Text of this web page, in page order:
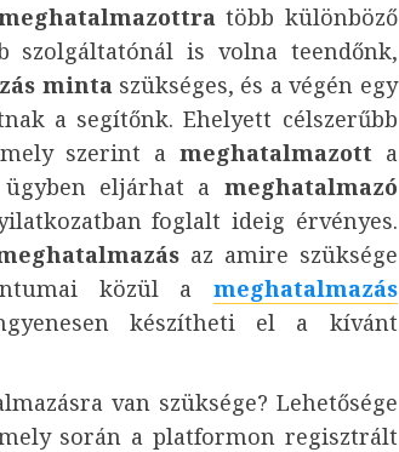
több különböző
szolgáltatónál is volna teendőnk,
minta szükséges, és a végén egy
a segítőnk. Ehelyett célszerűbb
szerint a meghatalmazott a
eljárhat a meghatalmazó
foglalt ideig érvényes.
az amire szüksége
közül a meghatalmazás
készítheti el a kívánt
van szüksége? Lehetősége
során a platformon regisztrált